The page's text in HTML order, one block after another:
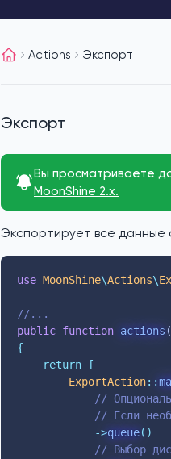
Actions Экспорт
Экспорт
Вы просматриваете
MoonShine 2.x.
Экспортирует все данные
use MoonShine\Actions\
//...
public function actions
{
return
[
ExportAction::
//
// Если
->queue()
// Выбор